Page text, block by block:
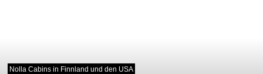
Nolla Cabins in Finnland und den USA